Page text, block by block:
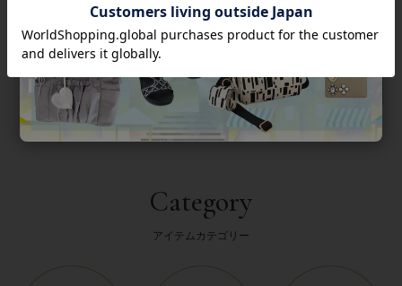
返品について
Category
アイテムカテゴリー